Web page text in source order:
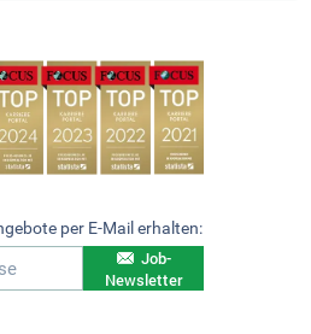
per E-Mail erhalten:
Job-
Newsletter